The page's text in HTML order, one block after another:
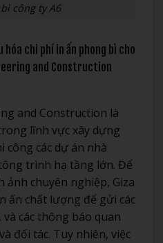
công ty A6
hóa chi phí in ấn phong bì cho
and Construction
and Construction là
lĩnh vực xây dựng
công các dự án nhà
trình hạ tầng lớn. Để
ảnh chuyên nghiệp, Giza
ấn chất lượng để gửi các
các thông báo quan
đối tác. Tuy nhiên, việc